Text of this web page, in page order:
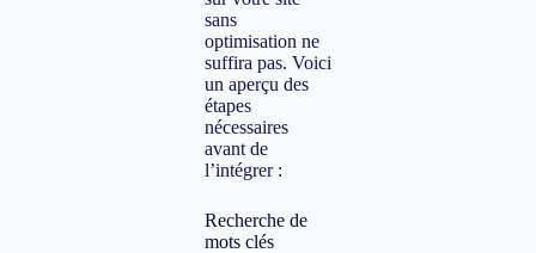
sans
optimisation ne
suffira pas. Voici
un aperçu des
étapes
nécessaires
avant de
l’intégrer :
Recherche de
mots clés